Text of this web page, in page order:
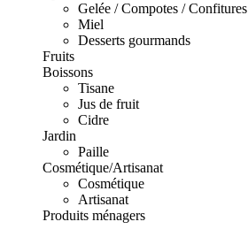
Gelée / Compotes / Confitures
Miel
Desserts gourmands
Fruits
Boissons
Tisane
Jus de fruit
Cidre
Jardin
Paille
Cosmétique/Artisanat
Cosmétique
Artisanat
Produits ménagers